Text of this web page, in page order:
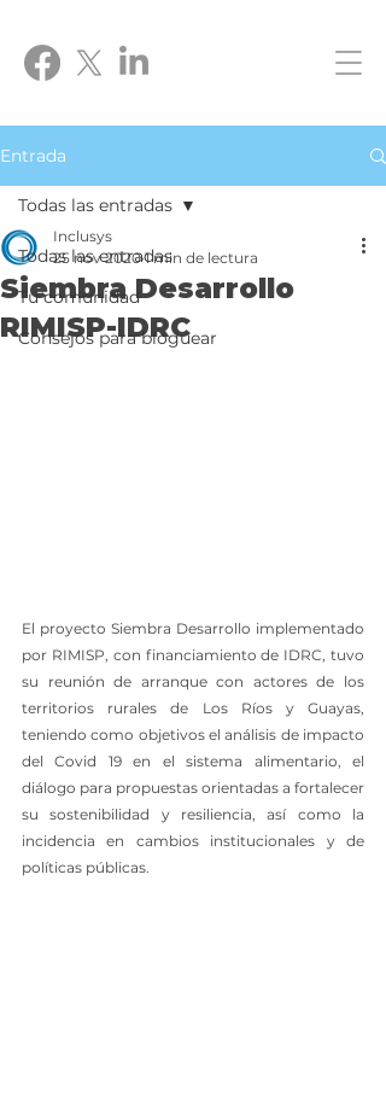
Entrada
Todas las entradas
Tu comunidad
Consejos para bloguear
Todas las entradas
Siembra Desarrollo
RIMISP-IDRC
Inclusys
25 nov 2020 1 min de lectura
El proyecto Siembra Desarrollo implementado
por RIMISP, con financiamiento de IDRC, tuvo
su reunión de arranque con actores de los
territorios rurales de Los Ríos y Guayas,
teniendo como objetivos el análisis de impacto
del Covid 19 en el sistema alimentario, el
diálogo para propuestas orientadas a fortalecer
su sostenibilidad y resiliencia, así como la
incidencia en cambios institucionales y de
políticas públicas.